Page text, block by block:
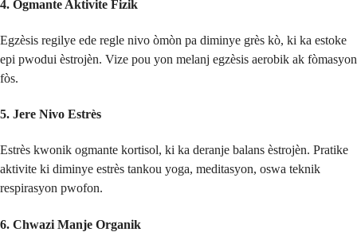
4. Ogmante Aktivite Fizik
Egzèsis regilye ede regle nivo òmòn pa diminye grès kò, ki ka estoke
epi pwodui èstrojèn. Vize pou yon melanj egzèsis aerobik ak fòmasyon
fòs.
5. Jere Nivo Estrès
Estrès kwonik ogmante kortisol, ki ka deranje balans èstrojèn. Pratike
aktivite ki diminye estrès tankou yoga, meditasyon, oswa teknik
respirasyon pwofon.
6. Chwazi Manje Organik